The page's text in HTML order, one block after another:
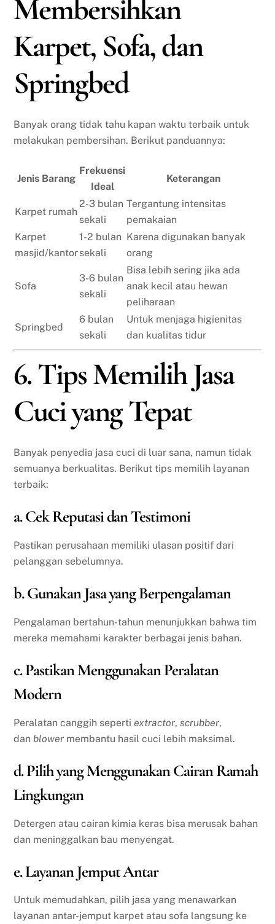
Membersihkan
Karpet, Sofa, dan
Springbed
Banyak orang tidak tahu kapan waktu terbaik untuk
melakukan pembersihan. Berikut panduannya:
Jenis Barang
Frekuensi
Ideal
Keterangan
Karpet rumah
2-3 bulan
sekali
Tergantung intensitas
pemakaian
Karpet
masjid/kantor
1-2 bulan
sekali
Karena digunakan banyak
orang
Sofa
3-6 bulan
sekali
Bisa lebih sering jika ada
anak kecil atau hewan
peliharaan
Springbed
6 bulan
sekali
Untuk menjaga higienitas
dan kualitas tidur
6. Tips Memilih Jasa
Cuci yang Tepat
Banyak penyedia jasa cuci di luar sana, namun tidak
semuanya berkualitas. Berikut tips memilih layanan
terbaik:
a. Cek Reputasi dan Testimoni
Pastikan perusahaan memiliki ulasan positif dari
pelanggan sebelumnya.
b. Gunakan Jasa yang Berpengalaman
Pengalaman bertahun-tahun menunjukkan bahwa tim
mereka memahami karakter berbagai jenis bahan.
c. Pastikan Menggunakan Peralatan
Modern
Peralatan canggih sepertiextractor,scrubber,
dan blower membantu hasil cuci lebih maksimal.
d. Pilih yang Menggunakan Cairan Ramah
Lingkungan
Detergen atau cairan kimia keras bisa merusak bahan
dan meninggalkan bau menyengat.
e. Layanan Jemput Antar
Untuk memudahkan, pilih jasa yang menawarkan
layanan antar-jemput karpet atau sofa langsung ke